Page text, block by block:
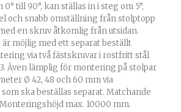
till 90°, kan ställas in i steg om 5°,
och snabb omställning från stolptopp
en skruv åtkomlig från utsidan.
möjlig med ett separat beställt
via två fästskruvar i rostfritt stål
Även lämplig för montering på stolpar
Ø 42, 48 och 60 mm via
ska beställas separat. Matchande
max. 10000 mm.